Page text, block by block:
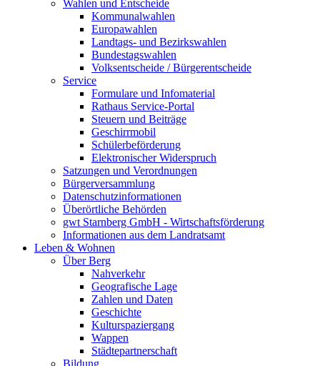
Wahlen und Entscheide
Kommunalwahlen
Europawahlen
Landtags- und Bezirkswahlen
Bundestagswahlen
Volksentscheide / Bürgerentscheide
Service
Formulare und Infomaterial
Rathaus Service-Portal
Steuern und Beiträge
Geschirrmobil
Schülerbeförderung
Elektronischer Widerspruch
Satzungen und Verordnungen
Bürgerversammlung
Datenschutzinformationen
Überörtliche Behörden
gwt Starnberg GmbH - Wirtschaftsförderung
Informationen aus dem Landratsamt
Leben & Wohnen
Über Berg
Nahverkehr
Geografische Lage
Zahlen und Daten
Geschichte
Kulturspaziergang
Wappen
Städtepartnerschaft
Bildung